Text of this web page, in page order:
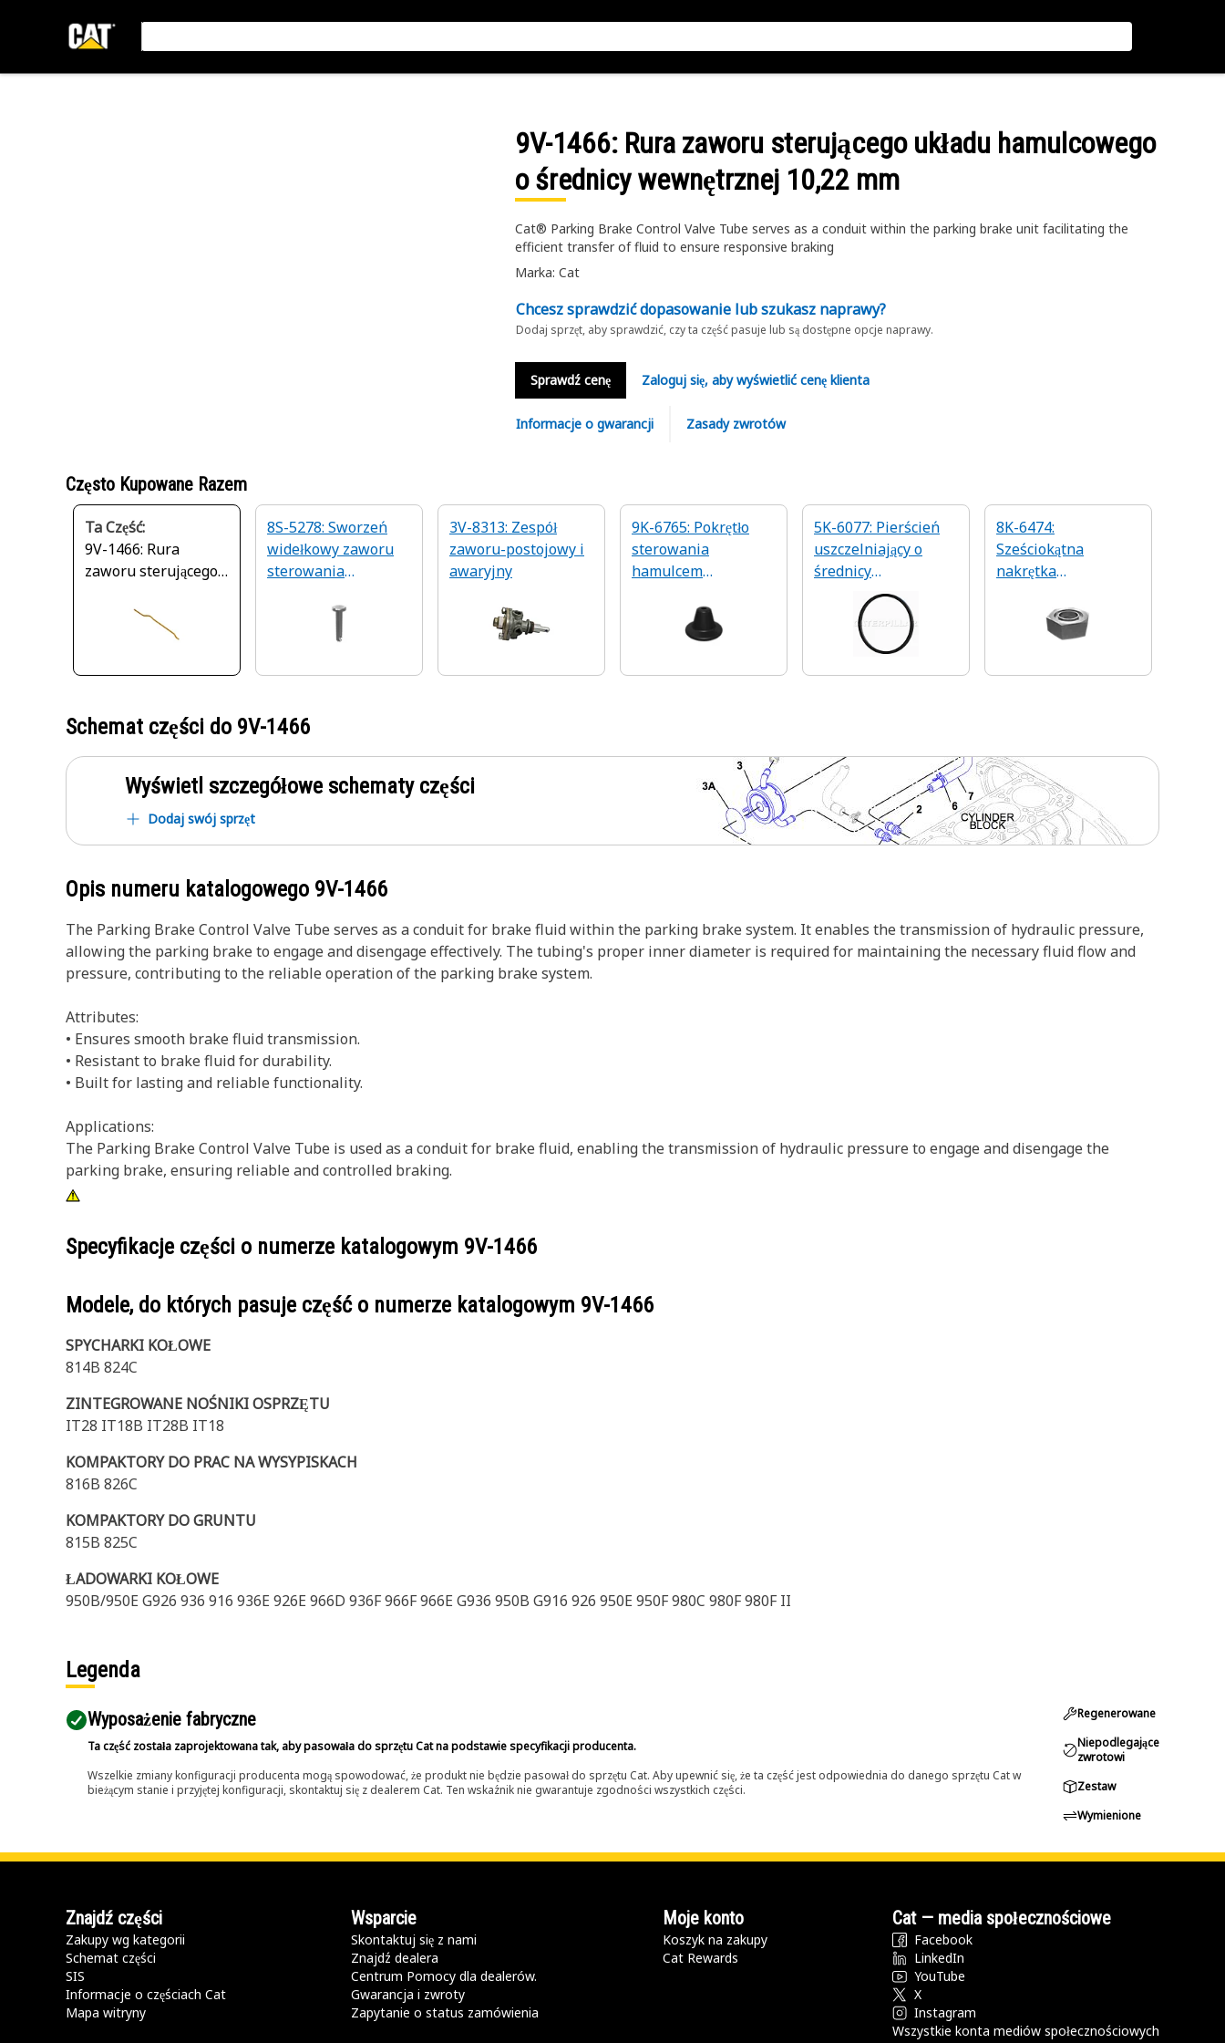
9V-1466: Rura zaworu sterującego układu hamulcowego
o średnicy wewnętrznej 10,22 mm
Cat® Parking Brake Control Valve Tube serves as a conduit within the parking brake unit facilitating the
efficient transfer of fluid to ensure responsive braking
Marka: Cat
Chcesz sprawdzić dopasowanie lub szukasz naprawy?
Dodaj sprzęt, aby sprawdzić, czy ta część pasuje lub są dostępne opcje naprawy.
Sprawdź cenę Zaloguj się, aby wyświetlić cenę klienta
Informacje o gwarancji Zasady zwrotów
Często Kupowane Razem
Ta Część:
9V-1466: Rura
zaworu sterującego
hamulcowego o
mm
8S-5278: Sworzeń
widełkowy zaworu
sterowania
postojowym
3V-8313: Zespół
zaworu-postojowy i
awaryjny
9K-6765: Pokrętło
sterowania
hamulcem
5K-6077: Pierścień
uszczelniający o
średnicy
wewnętrznej 33 mm
8K-6474:
Sześciokątna
nakrętka
gwintem 7/8-20"r
Schemat części do 9V-1466
Wyświetl szczegółowe schematy części
Dodaj swój sprzęt
Opis numeru katalogowego 9V-1466
The Parking Brake Control Valve Tube serves as a conduit for brake fluid within the parking brake system. It enables the transmission of hydraulic pressure,
allowing the parking brake to engage and disengage effectively. The tubing's proper inner diameter is required for maintaining the necessary fluid flow and
pressure, contributing to the reliable operation of the parking brake system.
Attributes:
• Ensures smooth brake fluid transmission.
• Resistant to brake fluid for durability.
• Built for lasting and reliable functionality.
Applications:
The Parking Brake Control Valve Tube is used as a conduit for brake fluid, enabling the transmission of hydraulic pressure to engage and disengage the
parking brake, ensuring reliable and controlled braking.
Specyfikacje części o numerze katalogowym 9V-1466
Modele, do których pasuje część o numerze katalogowym 9V-1466
SPYCHARKI KOŁOWE
814B 824C
ZINTEGROWANE NOŚNIKI OSPRZĘTU
IT28 IT18B IT28B IT18
KOMPAKTORY DO PRAC NA WYSYPISKACH
816B 826C
KOMPAKTORY DO GRUNTU
815B 825C
ŁADOWARKI KOŁOWE
950B/950E G926 936 916 936E 926E 966D 936F 966F 966E G936 950B G916 926 950E 950F 980C 980F 980F II
Legenda
Wyposażenie fabryczne
Ta część została zaprojektowana tak, aby pasowała do sprzętu Cat na podstawie specyfikacji producenta.
Wszelkie zmiany konfiguracji producenta mogą spowodować, że produkt nie będzie pasował do sprzętu Cat. Aby upewnić się, że ta część jest odpowiednia do danego sprzętu Cat w
bieżącym stanie i przyjętej konfiguracji, skontaktuj się z dealerem Cat. Ten wskaźnik nie gwarantuje zgodności wszystkich części.
Regenerowane
Niepodlegające
zwrotowi
Zestaw
Wymienione
Znajdź części
Zakupy wg kategorii
Schemat części
SIS
Informacje o częściach Cat
Mapa witryny
Wsparcie
Skontaktuj się z nami
Znajdź dealera
Centrum Pomocy dla dealerów.
Gwarancja i zwroty
Zapytanie o status zamówienia
Moje konto
Koszyk na zakupy
Cat Rewards
Cat — media społecznościowe
Facebook
LinkedIn
YouTube
X
Instagram
Wszystkie konta mediów społecznościowych